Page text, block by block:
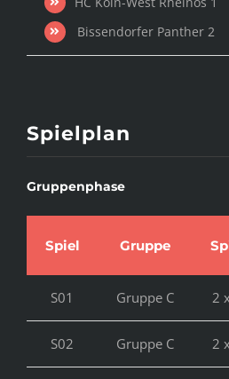
Bissendorfer Panther 2
Spielplan
Gruppenphase
Spiel Gruppe
S01 Gruppe C 2
S02 Gruppe C 2